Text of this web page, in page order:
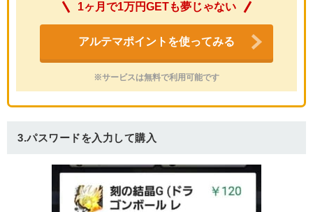
1ヶ月で1万円GETも夢じゃない
アルテマポイントを使ってみる
※サービスは無料で利用可能です
3.パスワードを入力して購入